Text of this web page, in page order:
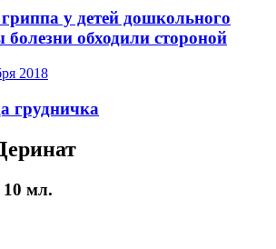
у детей дошкольного
болезни обходили стороной
2018
грудничка
мл.